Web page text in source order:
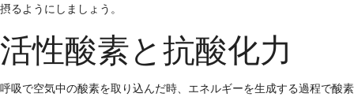
摂るようにしましょう。
活性酸素と抗酸化力
呼吸で空気中の酸素を取り込んだ時、エネルギーを生成する過程で酸素